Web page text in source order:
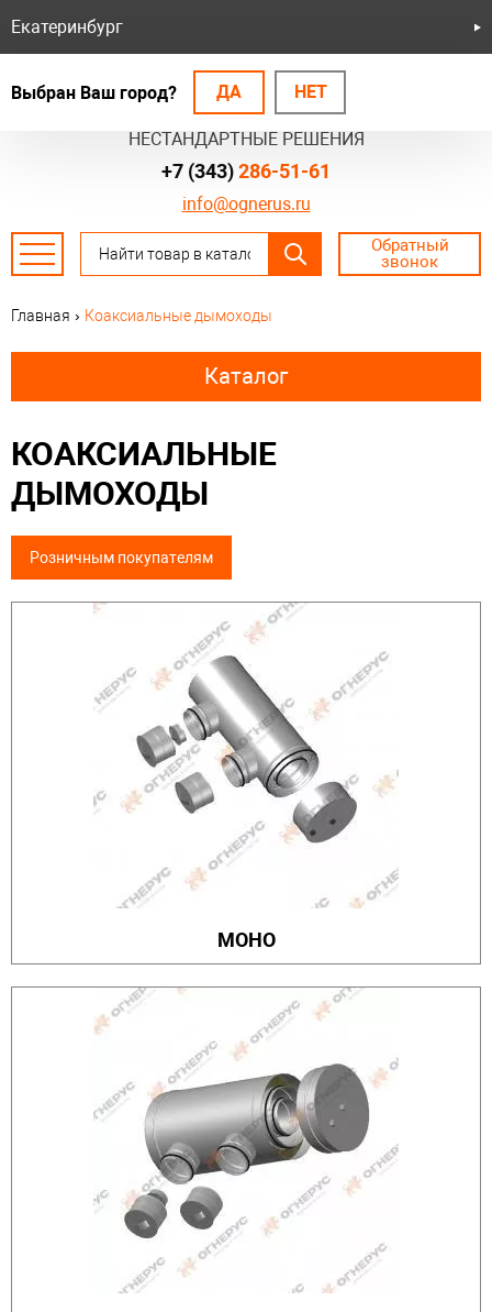
БЕЗОПАСНЫЕ СИСТЕМЫ
НЕСТАНДАРТНЫЕ РЕШЕНИЯ
Екатеринбург
Выбран Ваш город? ДА НЕТ
info@ognerus.ru
+7 (343)286-51-61
Обратный
звонок
Главная › Коаксиальные дымоходы
Каталог
КОАКСИАЛЬНЫЕ
ДЫМОХОДЫ
Розничным покупателям
МОНО